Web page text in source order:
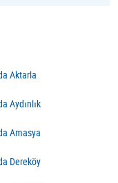
Aktarla
Aydınlık
Amasya
Dereköy